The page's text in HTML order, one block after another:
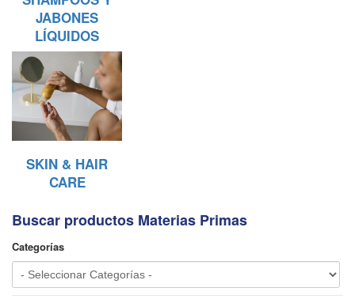
JABONES
LÍQUIDOS
SKIN & HAIR
CARE
Buscar productos Materias Primas
Categorías